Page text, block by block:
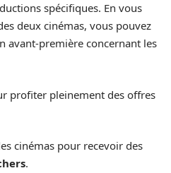
spécifiques. En vous
deux cinémas, vous pouvez
avant-première concernant les
profiter pleinement des offres
cinémas pour recevoir des
.